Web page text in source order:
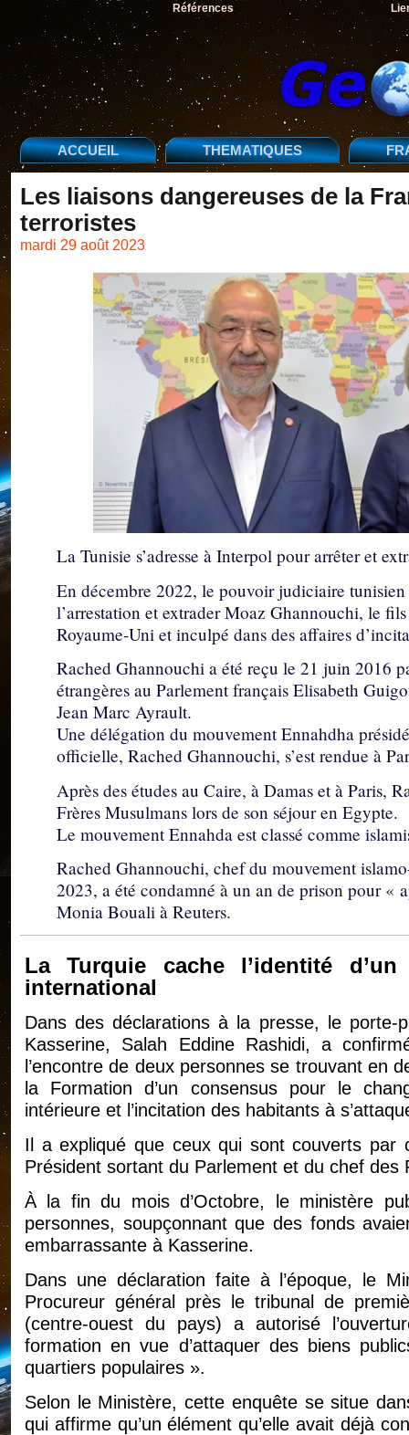
Références
ACCUEIL THEMATIQUES
Les liaisons dangereuses de la
terroristes
mardi 29 août 2023
La Tunisie s’adresse à Interpol pour arrêter et
En décembre 2022, le pouvoir judiciaire
l’arrestation et extrader Moaz Ghannouchi, le
Royaume-Uni et inculpé dans des affaires
Rached Ghannouchi a été reçu le 21 juin 2016
étrangères au Parlement français Elisabeth
Jean Marc Ayrault.
Une délégation du mouvement Ennahdha
officielle, Rached Ghannouchi, s’est rendue à
Après des études au Caire, à Damas et à Paris,
Frères Musulmans lors de son séjour en Egypte.
Le mouvement Ennahda est classé comme
Rached Ghannouchi, chef du mouvement
2023, a été condamné à un an de prison pour «
Monia Bouali à Reuters.
La Turquie cache l’identité
international
Dans des déclarations à la presse, le porte-
Kasserine, Salah Eddine Rashidi, a
l’encontre de deux personnes se trouvant en
la Formation d’un consensus pour le
intérieure et l’incitation des habitants à
Il a expliqué que ceux qui sont couverts par
Président sortant du Parlement et du chef des
À la fin du mois d’Octobre, le ministère
personnes, soupçonnant que des fonds
embarrassante à Kasserine.
Dans une déclaration faite à l’époque, le
Procureur général près le tribunal de
(centre-ouest du pays) a autorisé
formation en vue d’attaquer des biens
quartiers populaires ».
Selon le Ministère, cette enquête se situe
qui affirme qu’un élément qu’elle avait déjà